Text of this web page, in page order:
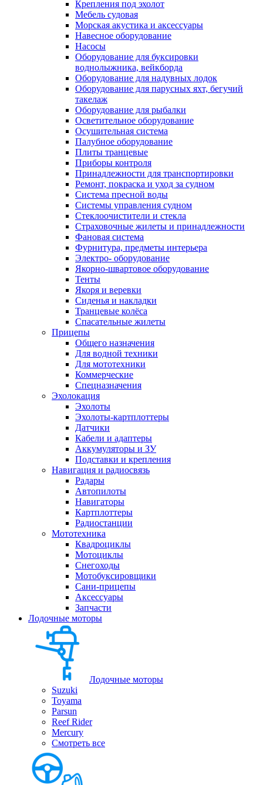
Крепления под эхолот
Мебель судовая
Морская акустика и аксессуары
Навесное оборудование
Насосы
Оборудование для буксировки
воднолыжника, вейкборда
Оборудование для надувных лодок
Оборудование для парусных яхт, бегучий
такелаж
Оборудование для рыбалки
Осветительное оборудование
Осушительная система
Палубное оборудование
Плиты транцевые
Приборы контроля
Принадлежности для транспортировки
Ремонт, покраска и уход за судном
Система пресной воды
Системы управления судном
Стеклоочистители и стекла
Страховочные жилеты и принадлежности
Фановая система
Фурнитура, предметы интерьера
Электро- оборудование
Якорно-швартовое оборудование
Тенты
Якоря и веревки
Сиденья и накладки
Транцевые колёса
Спасательные жилеты
Прицепы
Общего назначения
Для водной техники
Для мототехники
Коммерческие
Спецназначения
Эхолокация
Эхолоты
Эхолоты-картплоттеры
Датчики
Кабели и адаптеры
Аккумуляторы и ЗУ
Подставки и крепления
Навигация и радиосвязь
Радары
Автопилоты
Навигаторы
Картплоттеры
Радиостанции
Мототехника
Квадроциклы
Мотоциклы
Снегоходы
Мотобуксировщики
Сани-прицепы
Аксессуары
Запчасти
Лодочные моторы
Лодочные моторы
Suzuki
Toyama
Parsun
Reef Rider
Mercury
Смотреть все